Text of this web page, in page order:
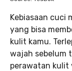
Kebiasaan cuci
yang bisa
kulit kamu.
wajah sebelum
perawatan